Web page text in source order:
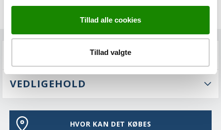
Tillad alle cookies
Tillad valgte
VEDLIGEHOLD
HVOR KAN DET KØBES